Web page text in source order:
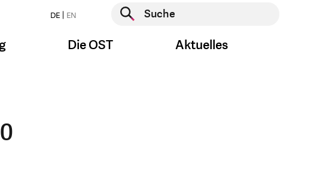
DE EN
Suche starten
Die OST Aktuelles